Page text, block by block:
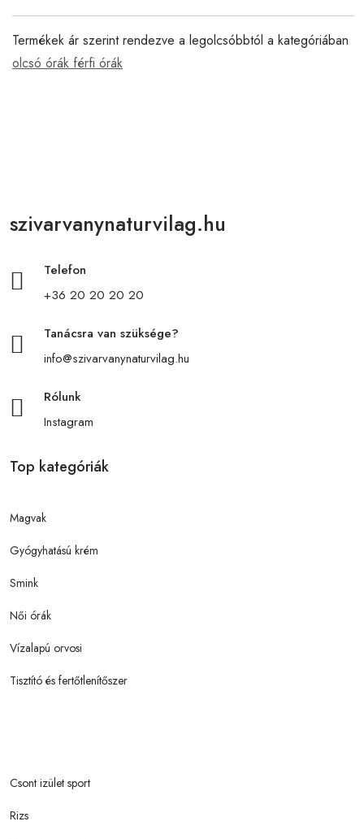
Termékek ár szerint rendezve a legolcsóbbtól a kategóriában
olcsó órák férfi órák
szivarvanynaturvilag.hu
Telefon
+36 20 20 20 20
Tanácsra van szüksége?
info@szivarvanynaturvilag.hu
Rólunk
Instagram
Top kategóriák
Magvak
Gyógyhatású krém
Smink
Női órák
Vízalapú orvosi
Tisztító és fertőtlenítőszer
Csont izület sport
Rizs